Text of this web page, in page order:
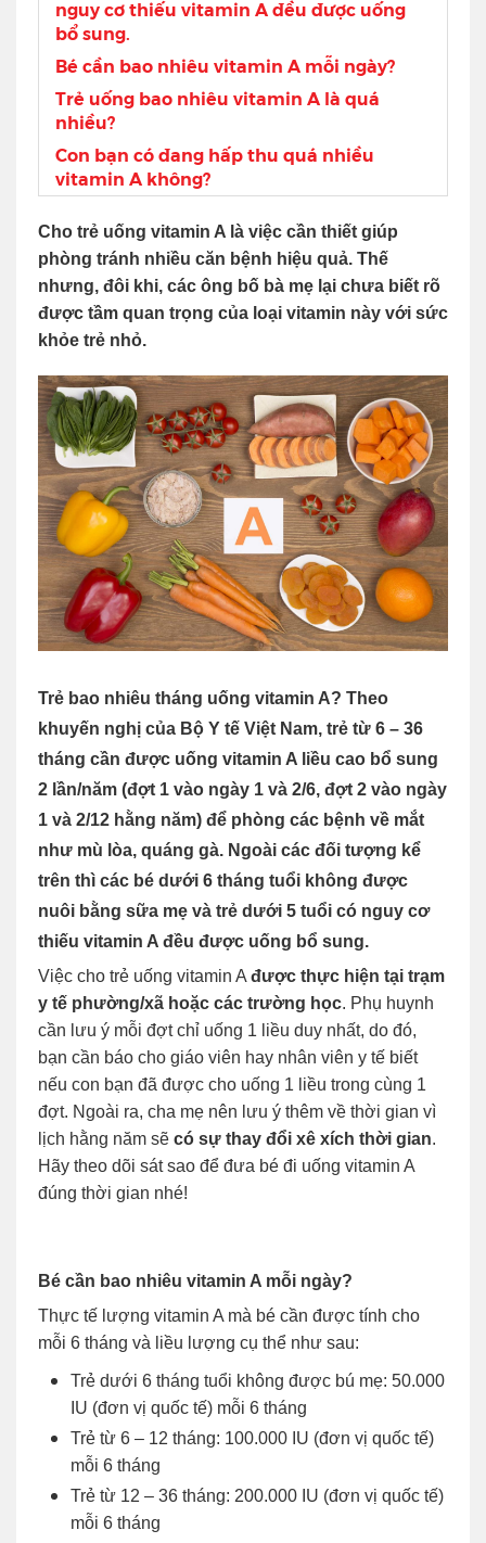
nguy cơ thiếu vitamin A đều được uống
bổ sung.
Bé cần bao nhiêu vitamin A mỗi ngày?
Trẻ uống bao nhiêu vitamin A là quá
nhiều?
Con bạn có đang hấp thu quá nhiều
vitamin A không?
Cho trẻ uống vitamin A là việc cần thiết giúp
phòng tránh nhiều căn bệnh hiệu quả. Thế
nhưng, đôi khi, các ông bố bà mẹ lại chưa biết rõ
được tầm quan trọng của loại vitamin này với sức
khỏe trẻ nhỏ.
Trẻ bao nhiêu tháng uống vitamin A? Theo
khuyến nghị của Bộ Y tế Việt Nam, trẻ từ 6 – 36
tháng cần được uống vitamin A liều cao bổ sung
2 lần/năm (đợt 1 vào ngày 1 và 2/6, đợt 2 vào ngày
1 và 2/12 hằng năm) để phòng các bệnh về mắt
như mù lòa, quáng gà. Ngoài các đối tượng kể
trên thì các bé dưới 6 tháng tuổi không được
nuôi bằng sữa mẹ và trẻ dưới 5 tuổi có nguy cơ
thiếu vitamin A đều được uống bổ sung.
Việc cho trẻ uống vitamin A được thực hiện tại trạm
y tế phường/xã hoặc các trường học. Phụ huynh
cần lưu ý mỗi đợt chỉ uống 1 liều duy nhất, do đó,
bạn cần báo cho giáo viên hay nhân viên y tế biết
nếu con bạn đã được cho uống 1 liều trong cùng 1
đợt. Ngoài ra, cha mẹ nên lưu ý thêm về thời gian vì
lịch hằng năm sẽ có sự thay đổi xê xích thời gian.
Hãy theo dõi sát sao để đưa bé đi uống vitamin A
đúng thời gian nhé!
Bé cần bao nhiêu vitamin A mỗi ngày?
Thực tế lượng vitamin A mà bé cần được tính cho
mỗi 6 tháng và liều lượng cụ thể như sau:
Trẻ dưới 6 tháng tuổi không được bú mẹ: 50.000
IU (đơn vị quốc tế) mỗi 6 tháng
Trẻ từ 6 – 12 tháng: 100.000 IU (đơn vị quốc tế)
mỗi 6 tháng
Trẻ từ 12 – 36 tháng: 200.000 IU (đơn vị quốc tế)
mỗi 6 tháng